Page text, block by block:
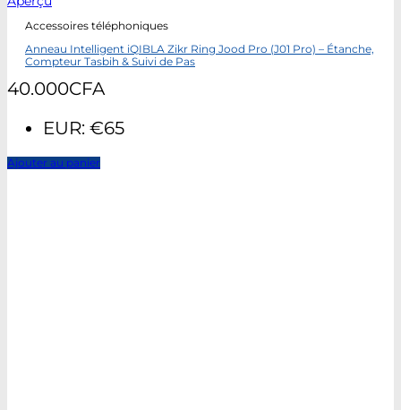
Accessoires téléphoniques
Anneau Intelligent iQIBLA Zikr Ring Jood Pro (J01 Pro) – Étanche,
Compteur Tasbih & Suivi de Pas
40.000CFA
EUR: €65
Ajouter au panier